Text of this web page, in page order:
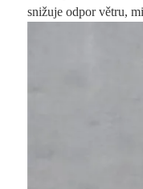
snižuje odpor větru,